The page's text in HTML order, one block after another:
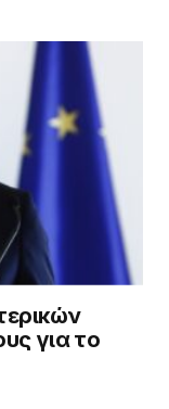
για το